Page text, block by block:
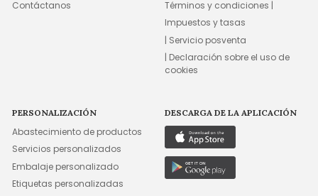
Contáctanos
Términos y condiciones |
Impuestos y tasas
| Servicio posventa
| Declaración sobre el uso de
cookies
PERSONALIZACIÓN
Abastecimiento de productos
Servicios personalizados
Embalaje personalizado
Etiquetas personalizadas
DESCARGA DE LA APLICACIÓN